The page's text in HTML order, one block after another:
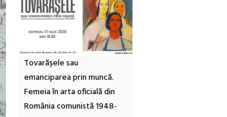
Tovarășele sau
emanciparea prin muncă.
Femeia în arta oficială din
România comunistă 1948-